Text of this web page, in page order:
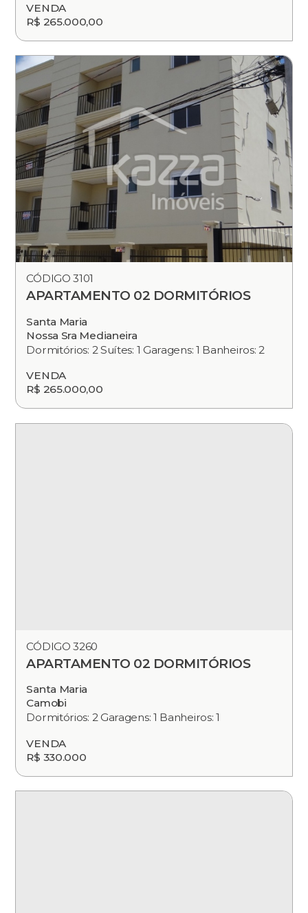
VENDA
R$ 265.000,00
CÓDIGO 3101
APARTAMENTO 02 DORMITÓRIOS
Santa Maria
Nossa Sra Medianeira
Dormitórios: 2 Suítes: 1 Garagens: 1 Banheiros: 2
VENDA
R$ 265.000,00
CÓDIGO 3260
APARTAMENTO 02 DORMITÓRIOS
Santa Maria
Camobi
Dormitórios: 2 Garagens: 1 Banheiros: 1
VENDA
R$ 330.000